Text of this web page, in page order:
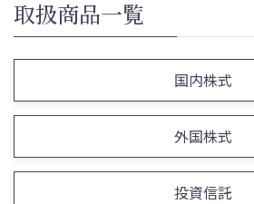
取扱商品一覧
国内株式
外国株式
投資信託